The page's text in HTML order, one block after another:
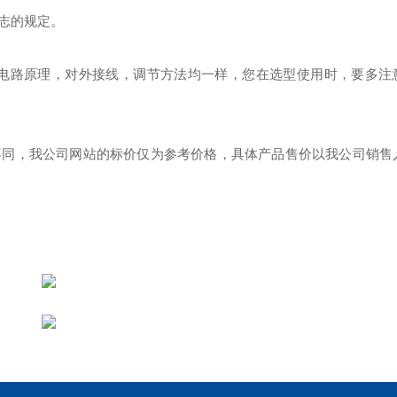
的规定。
原理，对外接线，调节方法均一样，您在选型使用时，要多注
，我公司网站的标价仅为参考价格，具体产品售价以我公司销售